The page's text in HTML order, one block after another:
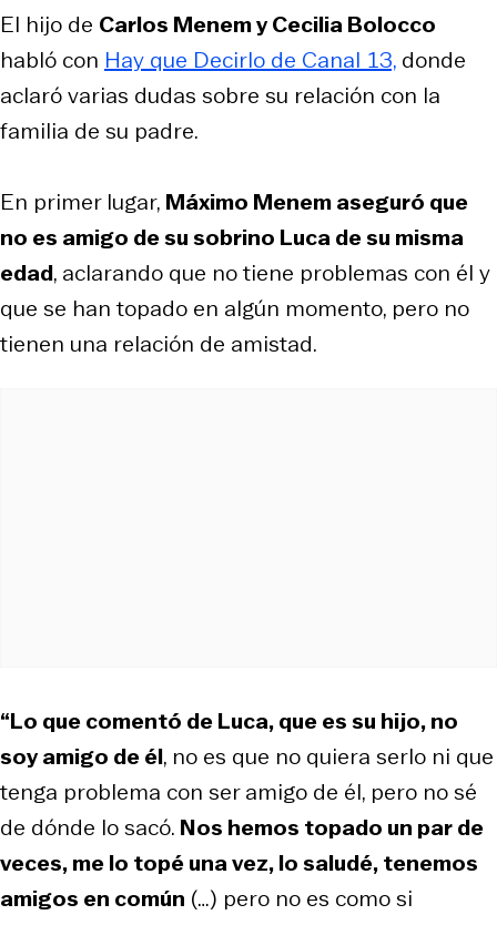
El hijo de Carlos Menem y Cecilia Bolocco
habló con Hay que Decirlo de Canal 13, donde
aclaró varias dudas sobre su relación con la
familia de su padre.
En primer lugar, Máximo Menem aseguró que
no es amigo de su sobrino Luca de su misma
edad, aclarando que no tiene problemas con él y
que se han topado en algún momento, pero no
tienen una relación de amistad.
“Lo que comentó de Luca, que es su hijo, no
soy amigo de él, no es que no quiera serlo ni que
tenga problema con ser amigo de él, pero no sé
de dónde lo sacó. Nos hemos topado un par de
veces, me lo topé una vez, lo saludé, tenemos
amigos en común (…) pero no es como si